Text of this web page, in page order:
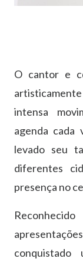
O cantor e
intensa
agenda cada
levado seu
diferentes
presença no